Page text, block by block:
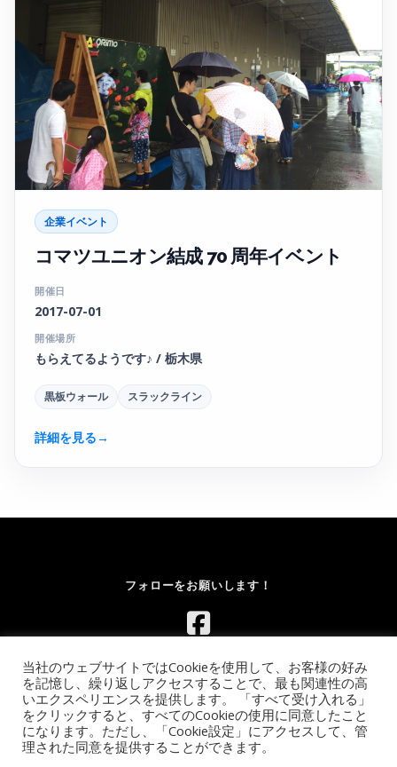
企業イベント
コマツユニオン結成 70 周年イベント
開催日
2017-07-01
開催場所
もらえてるようです♪ / 栃木県
黒板ウォール スラックライン
詳細を見る→
フォローをお願いします！
Copyright © 2026 レンタルボルダリングウォール.com｜イベント
向け移動式ウォールのレンタル【全国対応】
当社のウェブサイトではCookieを使用して、お客様の好み
を記憶し、繰り返しアクセスすることで、最も関連性の高
いエクスペリエンスを提供します。 「すべて受け入れる」
をクリックすると、すべてのCookieの使用に同意したこと
になります。ただし、「Cookie設定」にアクセスして、管
理された同意を提供することができます。